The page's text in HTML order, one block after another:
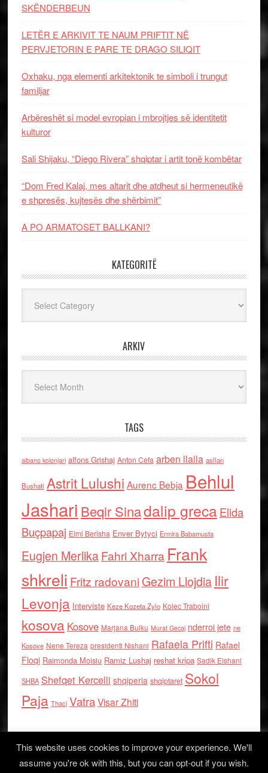
SKËNDERBEUN
LETËR E ARKIVIT TE NAUM PRIFTIT NË
PERVJETORIN E PARE TE DRAGO SILIQIT
Oxhaku, nga elementi arkitektonik te simboli i trungut
familjar
Arbëreshët si model evropian i mbrojtjes së identitetit
kulturor
Sali Shijaku, “Diego Rivera” shqiptar i artit tonë kombëtar
“Dom Fred Kalaj, mes altarit dhe atdheut si hermeneutikë
e shpresës, kujtesës dhe shërbimit”
A PO ARMATOSET BALLKANI?
KATEGORITË
ARKIV
TAGS
albano kolonjari alfons Grishaj Anton Cefa arben llalla asllan
Bushati Astrit Lulushi Aurenc Bebja Behlul
Jashari Beqir Sinadalip grecaElida
Buçpapaj Elmi Berisha Enver Bytyci Ermira Babamusta
Eugjen MerlikaFahri Xharra Frank
shkreli Fritz radovaniGezim Llojdia Ilir
Levonja Interviste Keze Kozeta Zylo Kolec Traboini
kosova Kosove Marjana Bulku Murat Gecaj nderroi jete ne
Kosove Nene Tereza presidenti Nishani Rafaela Prifti Rafael
Floqi Raimonda Moisiu Ramiz Lushaj reshat kripa Sadik Elshani
SHBA Shefqet Kercelli shqiperia shqiptaret Sokol
Paja Thaci VatraVisar Zhiti
This website uses cookies to improve your experience. We'll
assume you're ok with this, but you can opt-out if you wish.